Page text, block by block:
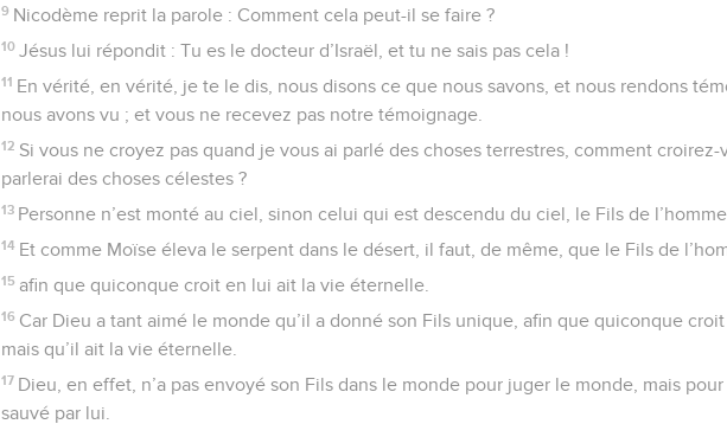
9 Nicodème reprit la parole : Comment cela peut-il se faire ?
10 Jésus lui répondit : Tu es le docteur d’Israël, et tu ne sais pas cela !
11 En vérité, en vérité, je te le dis, nous disons ce que nous savons, et nous rendons
nous avons vu ; et vous ne recevez pas notre témoignage.
12 Si vous ne croyez pas quand je vous ai parlé des choses terrestres, comment
parlerai des choses célestes ?
13 Personne n’est monté au ciel, sinon celui qui est descendu du ciel, le Fils de
14 Et comme Moïse éleva le serpent dans le désert, il faut, de même, que le Fils de
15 afin que quiconque croit en lui ait la vie éternelle.
16 Car Dieu a tant aimé le monde qu’il a donné son Fils unique, afin que quiconque
mais qu’il ait la vie éternelle.
17 Dieu, en effet, n’a pas envoyé son Fils dans le monde pour juger le monde, mais
sauvé par lui.